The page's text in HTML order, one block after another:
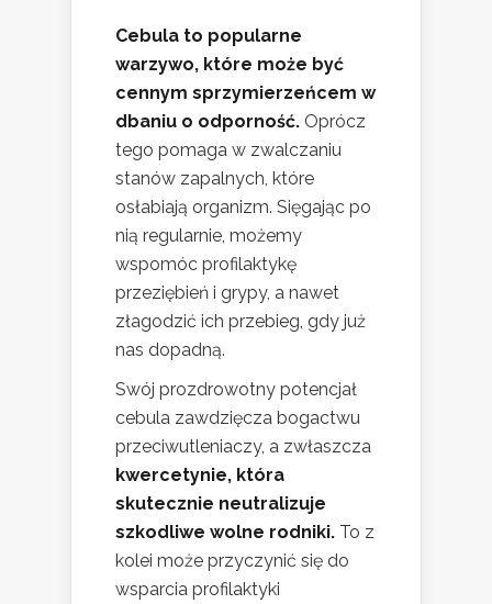
Cebula to popularne
warzywo, które może być
cennym sprzymierzeńcem w
dbaniu o odporność. Oprócz
tego pomaga w zwalczaniu
stanów zapalnych, które
osłabiają organizm. Sięgając po
nią regularnie, możemy
wspomóc profilaktykę
przeziębień i grypy, a nawet
złagodzić ich przebieg, gdy już
nas dopadną.
Swój prozdrowotny potencjał
cebula zawdzięcza bogactwu
przeciwutleniaczy, a zwłaszcza
kwercetynie, która
skutecznie neutralizuje
szkodliwe wolne rodniki. To z
kolei może przyczynić się do
wsparcia profilaktyki